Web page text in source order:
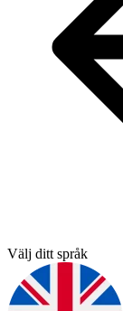
Välj ditt språk